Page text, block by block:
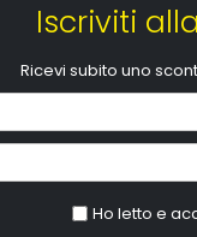
Iscriviti
Ricevi subito uno
Ho letto e